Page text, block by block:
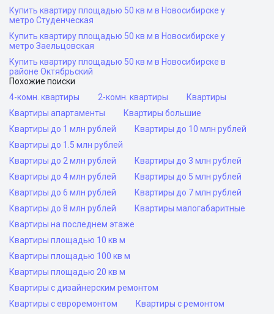
Купить квартиру площадью 50 кв м в Новосибирске у
метро Студенческая
Купить квартиру площадью 50 кв м в Новосибирске у
метро Заельцовская
Купить квартиру площадью 50 кв м в Новосибирске в
районе Октябрьский
Похожие поиски
4-комн. квартиры
2-комн. квартиры
Квартиры
Квартиры апартаменты
Квартиры большие
Квартиры до 1 млн рублей
Квартиры до 10 млн рублей
Квартиры до 1.5 млн рублей
Квартиры до 2 млн рублей
Квартиры до 3 млн рублей
Квартиры до 4 млн рублей
Квартиры до 5 млн рублей
Квартиры до 6 млн рублей
Квартиры до 7 млн рублей
Квартиры до 8 млн рублей
Квартиры малогабаритные
Квартиры на последнем этаже
Квартиры площадью 10 кв м
Квартиры площадью 100 кв м
Квартиры площадью 20 кв м
Квартиры с дизайнерским ремонтом
Квартиры с евроремонтом
Квартиры с ремонтом